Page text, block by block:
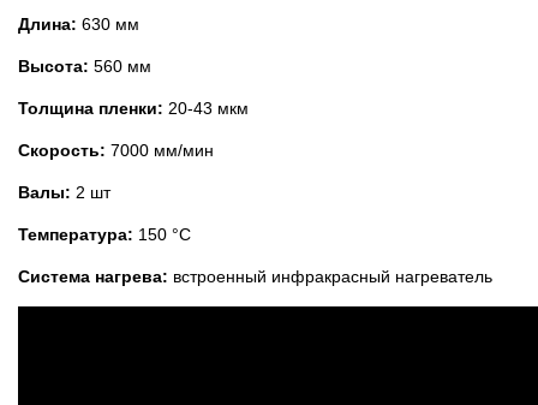
Длина: 630 мм
Высота: 560 мм
Толщина пленки: 20-43 мкм
Скорость: 7000 мм/мин
Валы: 2 шт
Температура: 150 °C
Система нагрева: встроенный инфракрасный нагреватель